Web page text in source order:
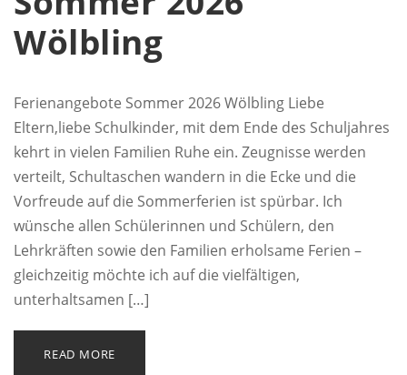
Wölbling
Ferienangebote Sommer 2026 Wölbling Liebe
Eltern,liebe Schulkinder, mit dem Ende des Schuljahres
kehrt in vielen Familien Ruhe ein. Zeugnisse werden
verteilt, Schultaschen wandern in die Ecke und die
Vorfreude auf die Sommerferien ist spürbar. Ich
wünsche allen Schülerinnen und Schülern, den
Lehrkräften sowie den Familien erholsame Ferien –
gleichzeitig möchte ich auf die vielfältigen,
unterhaltsamen […]
READ MORE